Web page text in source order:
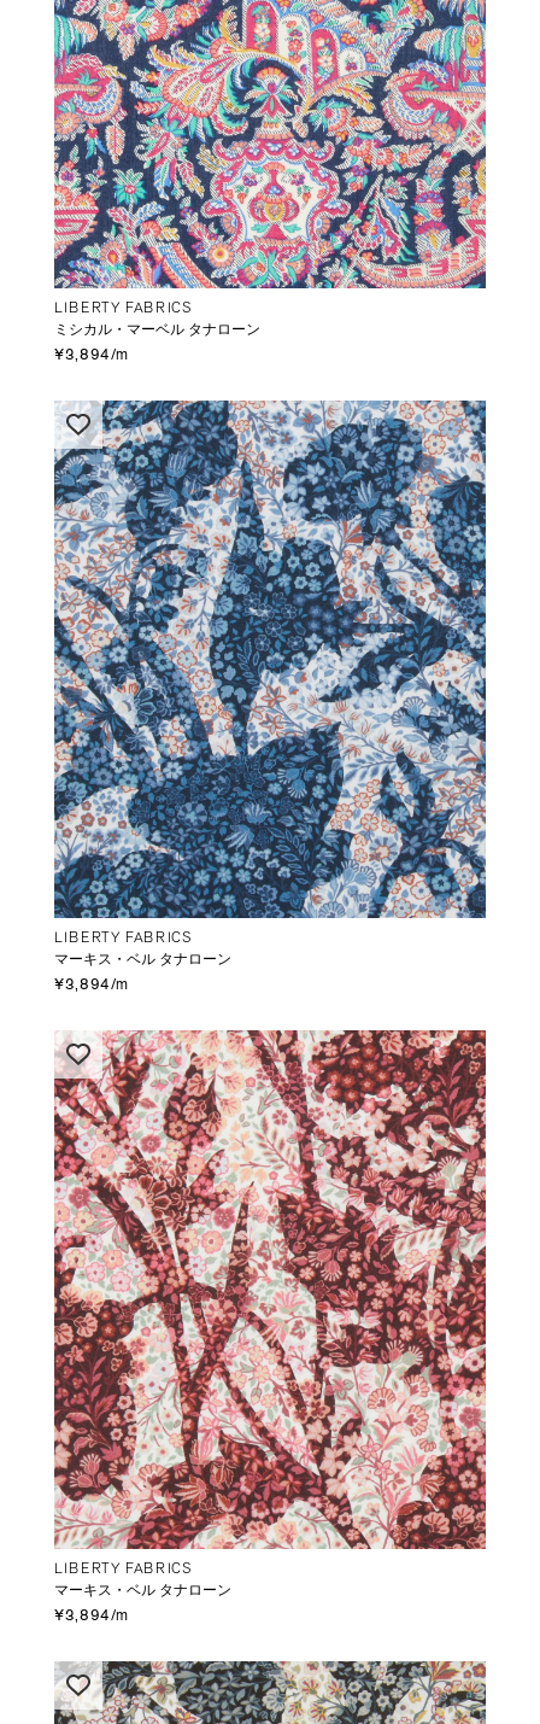
LIBERTY FABRICS
ミシカル・マーベル タナローン
¥3,894/m
LIBERTY FABRICS
マーキス・ベル タナローン
¥3,894/m
LIBERTY FABRICS
マーキス・ベル タナローン
¥3,894/m